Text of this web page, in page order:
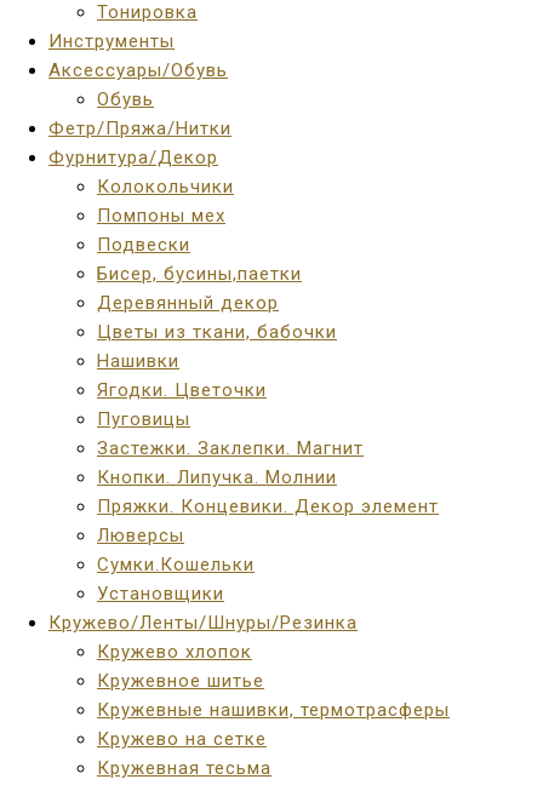
Тонировка
Инструменты
Аксессуары/Обувь
Обувь
Фетр/Пряжа/Нитки
Фурнитура/Декор
Колокольчики
Помпоны мех
Подвески
Бисер, бусины,паетки
Деревянный декор
Цветы из ткани, бабочки
Нашивки
Ягодки. Цветочки
Пуговицы
Застежки. Заклепки. Магнит
Кнопки. Липучка. Молнии
Пряжки. Концевики. Декор элемент
Люверсы
Сумки.Кошельки
Установщики
Кружево/Ленты/Шнуры/Резинка
Кружево хлопок
Кружевное шитье
Кружевные нашивки, термотрасферы
Кружево на сетке
Кружевная тесьма